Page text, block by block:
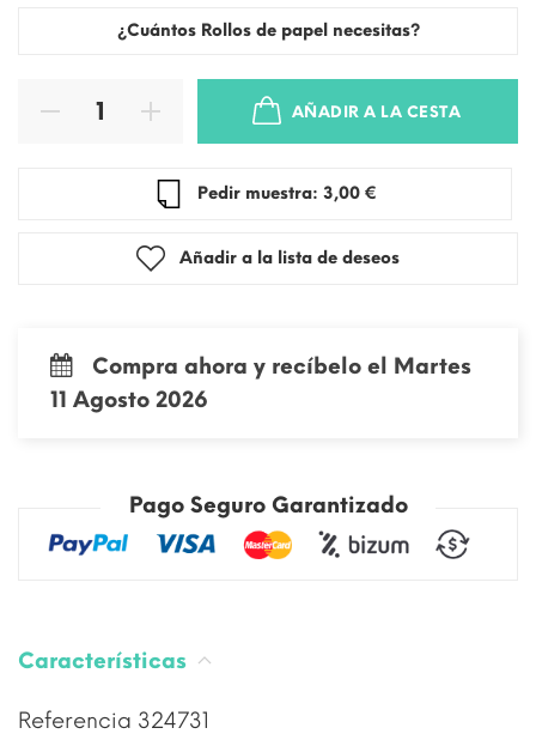
¿Cuántos Rollos de papel necesitas?
AÑADIR A LA CESTA
Pedir muestra: 3,00 €
Añadir a la lista de deseos
Compra ahora y recíbelo el Martes
11 Agosto 2026
Pago Seguro Garantizado
Características
Referencia 324731